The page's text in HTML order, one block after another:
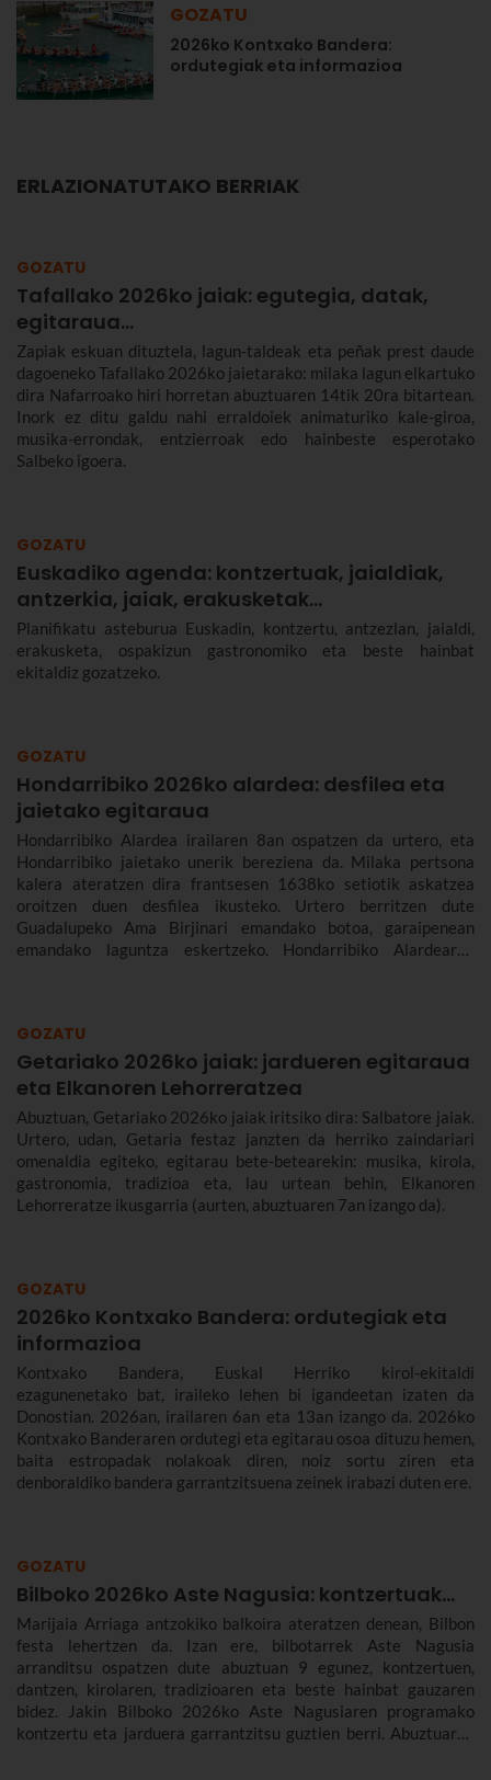
GOZATU
2026ko Kontxako Bandera:
ordutegiak eta informazioa
ERLAZIONATUTAKO BERRIAK
GOZATU
Tafallako 2026ko jaiak: egutegia, datak,
egitaraua...
Zapiak eskuan dituztela, lagun-taldeak eta peñak prest daude
dagoeneko Tafallako 2026ko jaietarako: milaka lagun elkartuko
dira Nafarroako hiri horretan abuztuaren 14tik 20ra bitartean.
Inork ez ditu galdu nahi erraldoiek animaturiko kale-giroa,
musika-errondak, entzierroak edo hainbeste esperotako
Salbeko igoera.
GOZATU
Euskadiko agenda: kontzertuak, jaialdiak,
antzerkia, jaiak, erakusketak…
Planifikatu asteburua Euskadin, kontzertu, antzezlan, jaialdi,
erakusketa, ospakizun gastronomiko eta beste hainbat
ekitaldiz gozatzeko.
GOZATU
Hondarribiko 2026ko alardea: desfilea eta
jaietako egitaraua
Hondarribiko Alardea irailaren 8an ospatzen da urtero, eta
Hondarribiko jaietako unerik bereziena da. Milaka pertsona
kalera ateratzen dira frantsesen 1638ko setiotik askatzea
oroitzen duen desfilea ikusteko. Urtero berritzen dute
Guadalupeko Ama Birjinari emandako botoa, garaipenean
emandako laguntza eskertzeko. Hondarribiko Alardearen
GOZATU
Getariako 2026ko jaiak: jardueren egitaraua
eta Elkanoren Lehorreratzea
Abuztuan, Getariako 2026ko jaiak iritsiko dira: Salbatore jaiak.
Urtero, udan, Getaria festaz janzten da herriko zaindariari
omenaldia egiteko, egitarau bete-betearekin: musika, kirola,
gastronomia, tradizioa eta, lau urtean behin, Elkanoren
Lehorreratze ikusgarria (aurten, abuztuaren 7an izango da).
GOZATU
2026ko Kontxako Bandera: ordutegiak eta
informazioa
Kontxako Bandera, Euskal Herriko kirol-ekitaldi
ezagunenetako bat, iraileko lehen bi igandeetan izaten da
Donostian. 2026an, irailaren 6an eta 13an izango da. 2026ko
Kontxako Banderaren ordutegi eta egitarau osoa dituzu hemen,
baita estropadak nolakoak diren, noiz sortu ziren eta
denboraldiko bandera garrantzitsuena zeinek irabazi duten ere.
GOZATU
Bilboko 2026ko Aste Nagusia: kontzertuak...
Marijaia Arriaga antzokiko balkoira ateratzen denean, Bilbon
festa lehertzen da. Izan ere, bilbotarrek Aste Nagusia
arranditsu ospatzen dute abuztuan 9 egunez, kontzertuen,
dantzen, kirolaren, tradizioaren eta beste hainbat gauzaren
bidez. Jakin Bilboko 2026ko Aste Nagusiaren programako
kontzertu eta jarduera garrantzitsu guztien berri. Abuztuaren